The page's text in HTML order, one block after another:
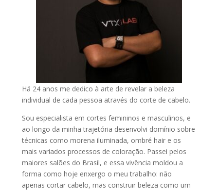
Há 24 anos me dedico à arte de revelar a beleza
individual de cada pessoa através do corte de cabelo.
Sou especialista em cortes femininos e masculinos, e
ao longo da minha trajetória desenvolvi domínio sobre
técnicas como morena iluminada, ombré hair e os
mais variados processos de coloração. Passei pelos
maiores salões do Brasil, e essa vivência moldou a
forma como hoje enxergo o meu trabalho: não
apenas cortar cabelo, mas construir beleza como um